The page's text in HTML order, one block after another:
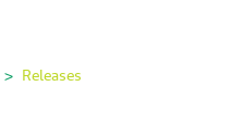
Releases